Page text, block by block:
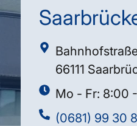
66111
Mo - Fr: 8:00
(0681) 99 30